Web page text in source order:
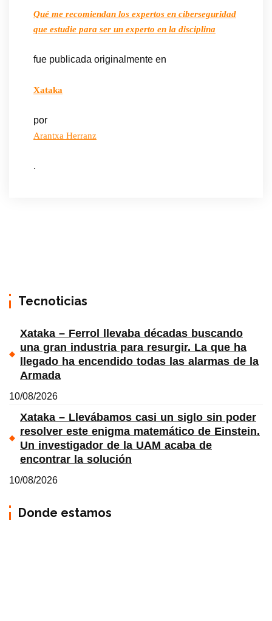
Qué me recomiendan los expertos en ciberseguridad
que estudie para ser un experto en la disciplina
fue publicada originalmente en
Xataka
por
Arantxa Herranz
.
Tecnoticias
Xataka – Ferrol llevaba décadas buscando
una gran industria para resurgir. La que ha
llegado ha encendido todas las alarmas de la
Armada
10/08/2026
Xataka – Llevábamos casi un siglo sin poder
resolver este enigma matemático de Einstein.
Un investigador de la UAM acaba de
encontrar la solución
10/08/2026
Donde estamos